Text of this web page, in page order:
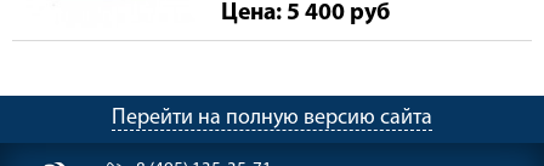
Цена: 5 400 руб
Перейти на полную версию сайта